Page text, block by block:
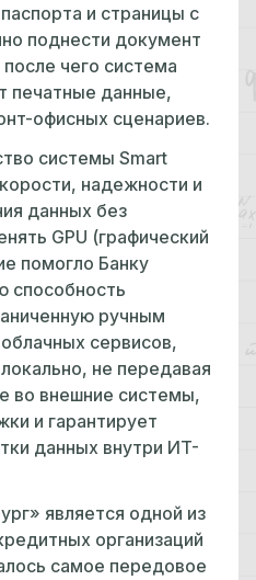
и страницы с
поднести документ
чего система
печатные данные,
офисных сценариев.
системы Smart
надежности и
данных без
GPU (графический
помогло Банку
способность
ручным
сервисов,
не передавая
во внешние системы,
и гарантирует
данных внутри ИТ-
является одной из
организаций
самое передовое